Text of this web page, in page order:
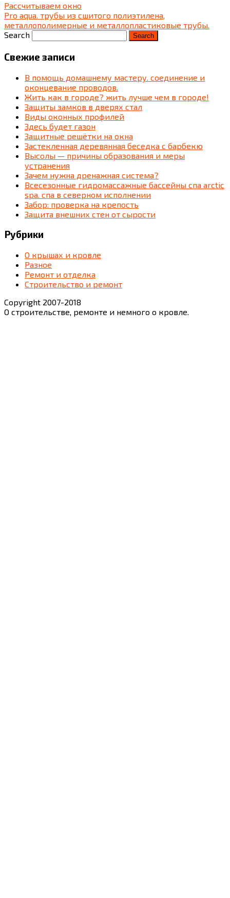
Рассчитываем окно
Pro aqua. трубы из сшитого полиэтилена,
металлополимерные и металлопластиковые трубы.
Search
Свежие записи
В помощь домашнему мастеру. соединение и
оконцевание проводов.
Жить как в городе? жить лучше чем в городе!
Защиты замков в дверях стал
Виды оконных профилей
Здесь будет газон
Защитные решётки на окна
Застекленная деревянная беседка c барбекю
Высолы — причины образования и меры
устранения
Зачем нужна дренажная система?
Всесезонные гидромассажные бассейны спа arctic
spa. спа в северном исполнении
Забор: проверка на крепость
Защита внешних стен от сырости
Рубрики
О крышах и кровле
Разное
Ремонт и отделка
Строительство и ремонт
Copyright 2007-2018
О строительстве, ремонте и немного о кровле.